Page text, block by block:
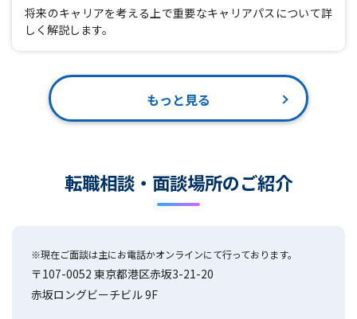
将来のキャリアを考える上で重要なキャリアパスについて詳
しく解説します。
もっと見る
転職相談・面談場所のご紹介
※現在ご面談は主にお電話かオンラインにて行っております。
〒107-0052 東京都港区赤坂3-21-20
赤坂ロングビーチビル 9F